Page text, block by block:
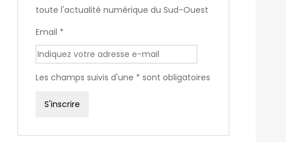
toute l'actualité numérique du Sud-Ouest
Email *
Les champs suivis d'une * sont obligatoires